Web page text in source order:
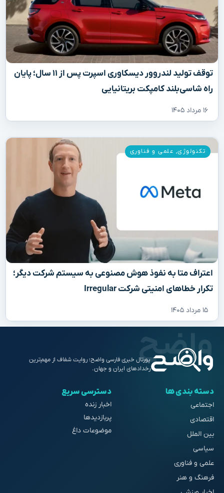
توقف تولید لندروور دیسکاوری اسپرت پس از ۱۱ سال؛ پایان
راه شاسی‌بلند کامپکت بریتانیایی
۱۶ مرداد ۱۴۰۵
اعتراف متا به نفوذ هوش مصنوعی به سیستم شرکت دیگر؛
تکرار خطاهای امنیتی شرکت Irregular
۱۵ مرداد ۱۴۰۵
تکنولوژی, علمی و فناوری
پورتال خبری فارسی واضح؛ روایت شفاف از مهم‌ترین
رخدادهای ایران و جهان.
دسته بندی ها
اجتماعی
اقتصادی
بین الملل
سیاسی
علمی و فناوری
فرهنگ و هنر
دسترسی سریع
اخبار زنده
پربازدیدها
موضوعات داغ